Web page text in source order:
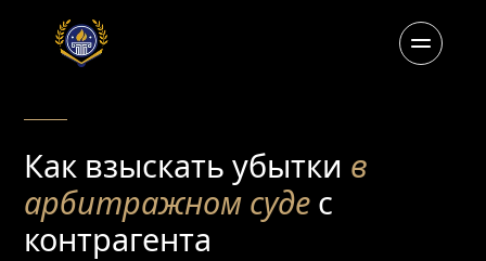
Как взыскать убытки в
арбитражном суде с
контрагента